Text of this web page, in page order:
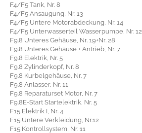
F4/F5 Tank, Nr. 8
F4/F5 Ansaugung, Nr. 13
F4/F5 Untere Motorabdeckung, Nr. 14
F4/F5 Unterwasserteil Wasserpumpe, Nr. 12
F9.8 Unteres Gehäuse, Nr. 19+Nr. 28
F9.8 Unteres Gehäuse + Antrieb, Nr. 7
F9.8 Elektrik, Nr. 5
F9.8 Zylinderkopf, Nr. 8
F9.8 Kurbelgehäuse, Nr. 7
F9.8 Anlasser, Nr. 11
F9.8 Reparaturset Motor, Nr. 7
F9.8E-Start Startelektrik, Nr. 5
F15 Elektrik I, Nr. 4
F15 Untere Verkleidung, Nr.12
F15 Kontrollsystem, Nr. 11